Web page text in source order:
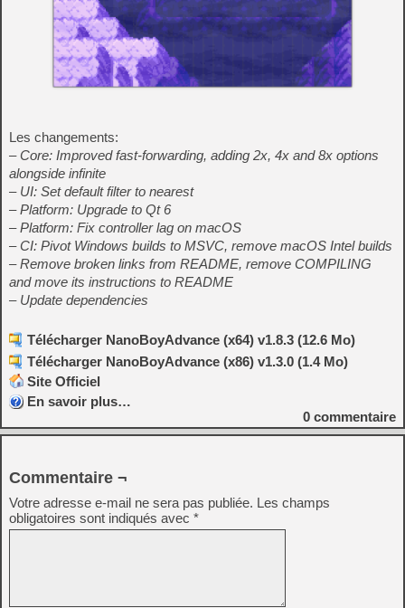
Les changements:
– Core: Improved fast-forwarding, adding 2x, 4x and 8x options
alongside infinite
– UI: Set default filter to nearest
– Platform: Upgrade to Qt 6
– Platform: Fix controller lag on macOS
– CI: Pivot Windows builds to MSVC, remove macOS Intel builds
– Remove broken links from README, remove COMPILING
and move its instructions to README
– Update dependencies
Télécharger NanoBoyAdvance (x64) v1.8.3 (12.6 Mo)
Télécharger NanoBoyAdvance (x86) v1.3.0 (1.4 Mo)
Site Officiel
En savoir plus…
0 commentaire
Commentaire ¬
Votre adresse e-mail ne sera pas publiée. Les champs
obligatoires sont indiqués avec *